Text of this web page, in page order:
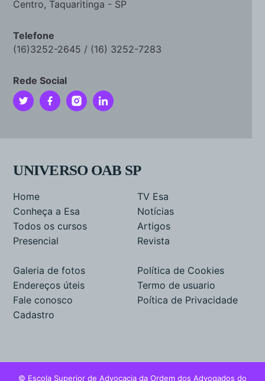
Centro, Taquaritinga - SP
Telefone
(16)3252-2645 / (16) 3252-7283
Rede Social
UNIVERSO OAB SP
Home
Conheça a Esa
Todos os cursos
Presencial
TV Esa
Notícias
Artigos
Revista
Galeria de fotos
Endereços úteis
Fale conosco
Cadastro
Política de Cookies
Termo de usuario
Poítica de Privacidade
© Escola Superior de Advocacia da Ordem dos Advogados do